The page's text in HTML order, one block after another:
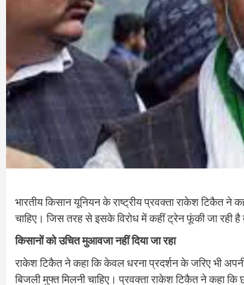
भारतीय किसान यूनियन के राष्ट्रीय प्रवक्ता राकेश टिकैत ने
चाहिए। जिस तरह से इसके विरोध में कहीं ट्रेन फूंकी जा रही है
किसानों को उचित मुआवजा नहीं दिया जा रहा
राकेश टिकैत ने कहा कि केवल धरना प्रदर्शन के जरिए भी
बिजली मुफ्त मिलनी चाहिए। प्रवक्ता राकेश टिकैत ने कहा